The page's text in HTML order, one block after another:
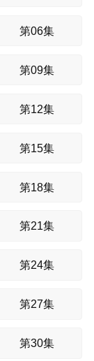
第06集
第09集
第12集
第15集
第18集
第21集
第24集
第27集
第30集